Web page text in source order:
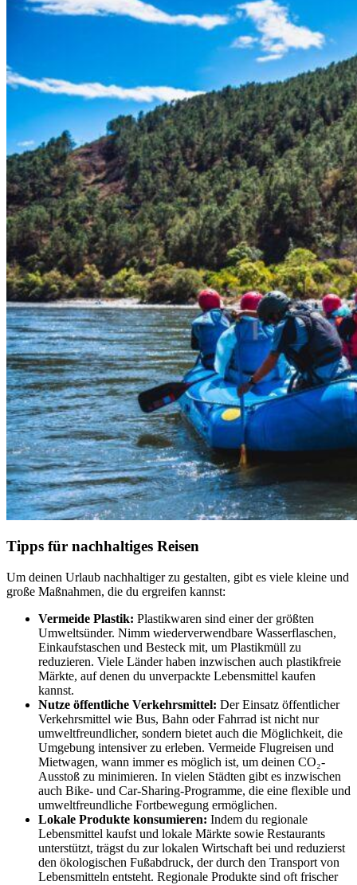
Tipps für nachhaltiges Reisen
Um deinen Urlaub nachhaltiger zu gestalten, gibt es viele kleine und
große Maßnahmen, die du ergreifen kannst:
Vermeide Plastik: Plastikwaren sind einer der größten
Umweltsünder. Nimm wiederverwendbare Wasserflaschen,
Einkaufstaschen und Besteck mit, um Plastikmüll zu
reduzieren. Viele Länder haben inzwischen auch plastikfreie
Märkte, auf denen du unverpackte Lebensmittel kaufen
kannst.
Nutze öffentliche Verkehrsmittel: Der Einsatz öffentlicher
Verkehrsmittel wie Bus, Bahn oder Fahrrad ist nicht nur
umweltfreundlicher, sondern bietet auch die Möglichkeit, die
Umgebung intensiver zu erleben. Vermeide Flugreisen und
Mietwagen, wann immer es möglich ist, um deinen CO₂-
Ausstoß zu minimieren. In vielen Städten gibt es inzwischen
auch Bike- und Car-Sharing-Programme, die eine flexible und
umweltfreundliche Fortbewegung ermöglichen.
Lokale Produkte konsumieren: Indem du regionale
Lebensmittel kaufst und lokale Märkte sowie Restaurants
unterstützt, trägst du zur lokalen Wirtschaft bei und reduzierst
den ökologischen Fußabdruck, der durch den Transport von
Lebensmitteln entsteht. Regionale Produkte sind oft frischer